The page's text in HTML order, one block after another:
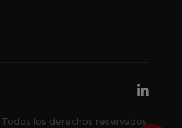
los derechos reservados.